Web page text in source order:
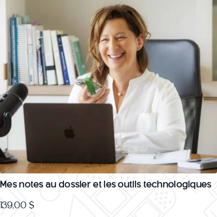
Mes notes au dossier et les outils technologiques
139,00 $